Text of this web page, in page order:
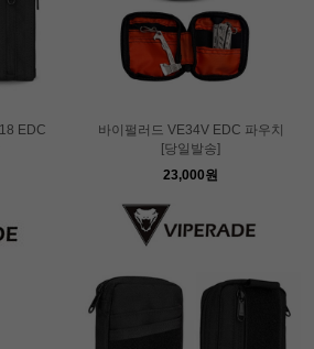
EDC
바이펄러드 VE34V EDC 파우치
[당일발송]
23,000원